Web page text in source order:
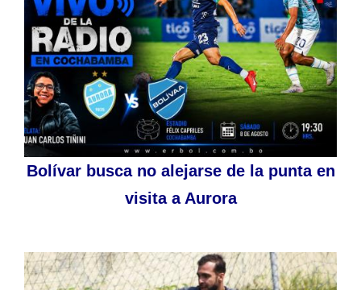
Bolívar busca no alejarse de la punta en
visita a Aurora